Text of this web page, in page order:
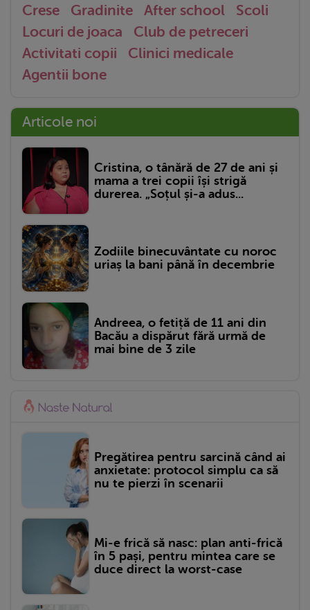
Crese Gradinite After school
Scoli
Locuri de joaca
Club de petreceri
Activitati copii
Clinici medicale
Agentii bone
Articole noi
Cristina, o tânără de 27 de ani și
mama a trei copii își strigă
durerea. „Soțul și-a adus...
Zodiile binecuvântate cu noroc
uriaș la bani până în decembrie
Andreea, o fetiță de 11 ani din
Bacău a dispărut fără urmă de
mai bine de 3 zile
Pregătirea pentru sarcină când ai
anxietate: protocol simplu ca să
nu te pierzi în scenarii
Mi-e frică să nasc: plan anti-frică
în 5 pași, pentru mintea care se
duce direct la worst-case